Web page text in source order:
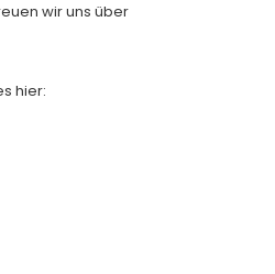
wir uns über
hier: